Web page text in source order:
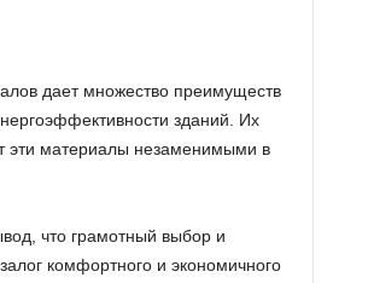
дает множество преимуществ
зданий. Их
эти материалы незаменимыми в
что грамотный выбор и
комфортного и экономичного